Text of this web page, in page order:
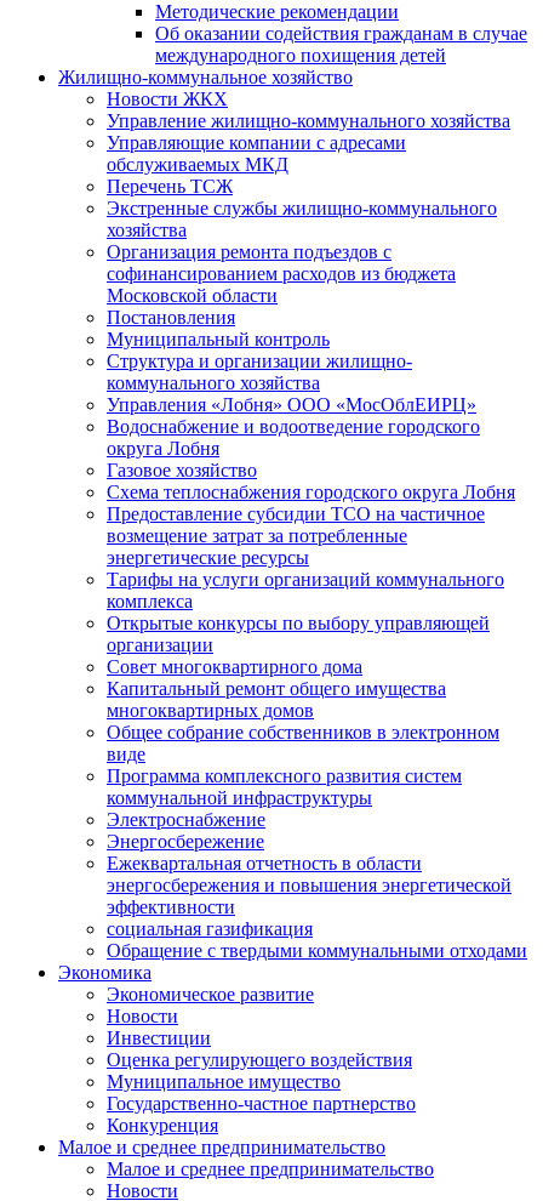
Методические рекомендации
Об оказании содействия гражданам в случае
международного похищения детей
Жилищно-коммунальное хозяйство
Новости ЖКХ
Управление жилищно-коммунального хозяйства
Управляющие компании с адресами
обслуживаемых МКД
Перечень ТСЖ
Экстренные службы жилищно-коммунального
хозяйства
Организация ремонта подъездов с
софинансированием расходов из бюджета
Московской области
Постановления
Муниципальный контроль
Структура и организации жилищно-
коммунального хозяйства
Управления «Лобня» ООО «МосОблЕИРЦ»
Водоснабжение и водоотведение городского
округа Лобня
Газовое хозяйство
Схема теплоснабжения городского округа Лобня
Предоставление субсидии ТСО на частичное
возмещение затрат за потребленные
энергетические ресурсы
Тарифы на услуги организаций коммунального
комплекса
Открытые конкурсы по выбору управляющей
организации
Совет многоквартирного дома
Капитальный ремонт общего имущества
многоквартирных домов
Общее собрание собственников в электронном
виде
Программа комплексного развития систем
коммунальной инфраструктуры
Электроснабжение
Энергосбережение
Ежеквартальная отчетность в области
энергосбережения и повышения энергетической
эффективности
социальная газификация
Обращение с твердыми коммунальными отходами
Экономика
Экономическое развитие
Новости
Инвестиции
Оценка регулирующего воздействия
Муниципальное имущество
Государственно-частное партнерство
Конкуренция
Малое и среднее предпринимательство
Малое и среднее предпринимательство
Новости